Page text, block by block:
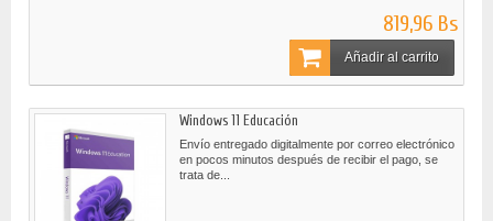
819,96 Bs
Añadir al carrito
Windows 11 Educación
Envío entregado digitalmente por correo electrónico
en pocos minutos después de recibir el pago, se
trata de...